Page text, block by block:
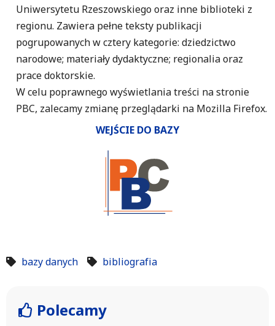
Uniwersytetu Rzeszowskiego oraz inne biblioteki z
regionu. Zawiera pełne teksty publikacji
pogrupowanych w cztery kategorie: dziedzictwo
narodowe; materiały dydaktyczne; regionalia oraz
prace doktorskie.
W celu poprawnego wyświetlania treści na stronie
PBC, zalecamy zmianę przeglądarki na Mozilla Firefox.
WEJŚCIE DO BAZY
bazy danych bibliografia
Polecamy